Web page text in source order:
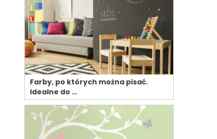
Farby, po których można pisać.
Idealne do …